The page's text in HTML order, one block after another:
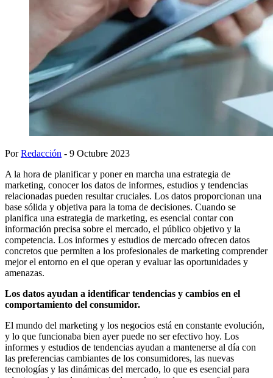
PorRedacción - 9 Octubre 2023
A la hora de planificar y poner en marcha una estrategia de
marketing, conocer los datos de informes, estudios y tendencias
relacionadas pueden resultar cruciales. Los datos proporcionan una
base sólida y objetiva para la toma de decisiones. Cuando se
planifica una estrategia de marketing, es esencial contar con
información precisa sobre el mercado, el público objetivo y la
competencia. Los informes y estudios de mercado ofrecen datos
concretos que permiten a los profesionales de marketing comprender
mejor el entorno en el que operan y evaluar las oportunidades y
amenazas.
Los datos ayudan a identificar tendencias y cambios en el
comportamiento del consumidor.
El mundo del marketing y los negocios está en constante evolución,
y lo que funcionaba bien ayer puede no ser efectivo hoy. Los
informes y estudios de tendencias ayudan a mantenerse al día con
las preferencias cambiantes de los consumidores, las nuevas
tecnologías y las dinámicas del mercado, lo que es esencial para